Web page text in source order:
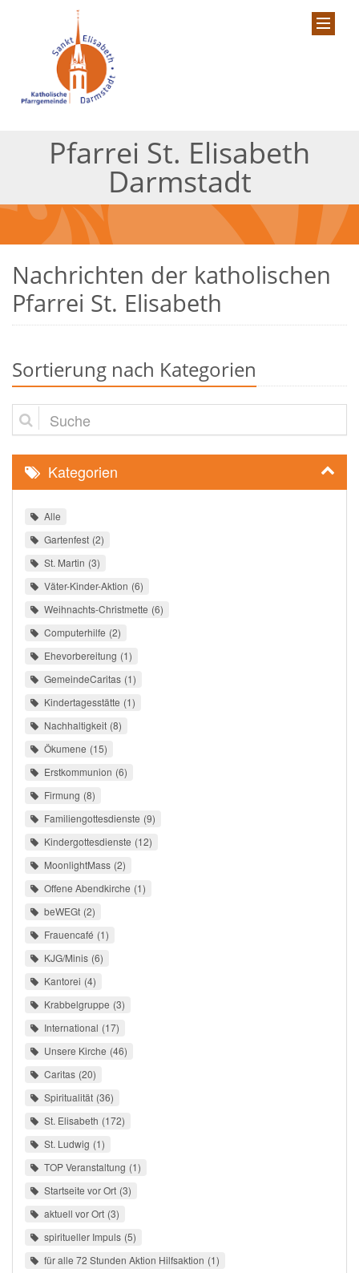
Pfarrei St. Elisabeth
Darmstadt
Nachrichten der katholischen
Pfarrei St. Elisabeth
Sortierung nach Kategorien
Suche
Kategorien
Alle
Gartenfest 2
St. Martin 3
Väter-Kinder-Aktion 6
Weihnachts-Christmette 6
Computerhilfe 2
Ehevorbereitung 1
GemeindeCaritas 1
Kindertagesstätte 1
Nachhaltigkeit 8
Ökumene 15
Erstkommunion 6
Firmung 8
Familiengottesdienste 9
Kindergottesdienste 12
MoonlightMass 2
Offene Abendkirche 1
beWEGt 2
Frauencafé 1
KJG/Minis 6
Kantorei 4
Krabbelgruppe 3
International 17
Unsere Kirche 46
Caritas 20
Spiritualität 36
St. Elisabeth 172
St. Ludwig 1
TOP Veranstaltung 1
Startseite vor Ort 3
aktuell vor Ort 3
spiritueller Impuls 5
für alle 72 Stunden Aktion Hilfsaktion 1